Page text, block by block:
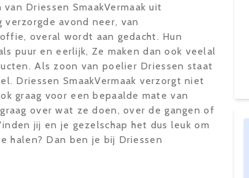
Driessen SmaakVermaak uit
avond neer, van
overal wordt aan gedacht. Hun
puur en eerlijk, Ze maken dan ook veelal
Als zoon van poelier Driessen staat
Driessen SmaakVermaak verzorgt niet
graag voor een bepaalde mate van
over wat ze doen, over de gangen of
jij en je gezelschap het dus leuk om
halen? Dan ben je bij Driessen